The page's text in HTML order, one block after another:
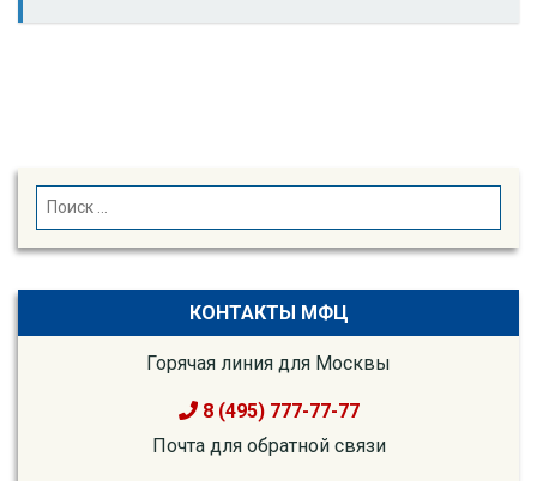
Search
for:
SEARCH
КОНТАКТЫ МФЦ
Горячая линия для Москвы
8 (495) 777-77-77
Почта для обратной связи